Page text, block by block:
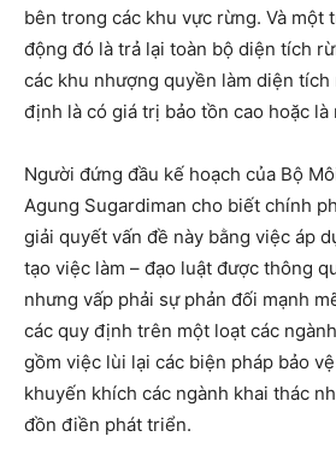
bên trong các khu vực rừng. Và một
động đó là trả lại toàn bộ diện tích
các khu nhượng quyền làm diện
định là có giá trị bảo tồn cao hoặc
Người đứng đầu kế hoạch của Bộ
Agung Sugardiman cho biết chính
giải quyết vấn đề này bằng việc áp
tạo việc làm – đạo luật được thông
nhưng vấp phải sự phản đối mạnh
các quy định trên một loạt các
gồm việc lùi lại các biện pháp bảo
khuyến khích các ngành khai thác
đồn điền phát triển.